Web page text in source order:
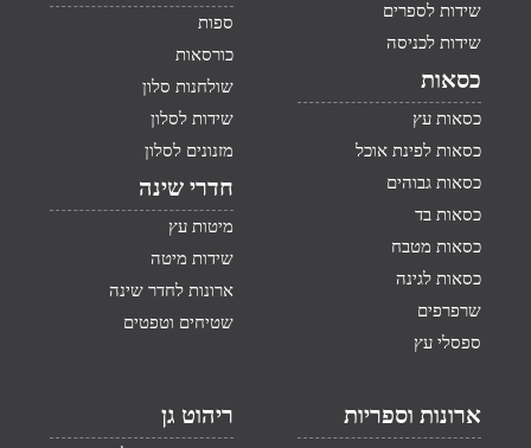
שידות לספרים
שידות לכניסה
כסאות
כסאות עץ
כסאות לפינת אוכל
כסאות גבוהים
כסאות בד
כסאות מטבח
כסאות לגינה
שרפרפים
ספסלי עץ
ספות
כורסאות
שולחנות סלון
שידות לסלון
מזנונים לסלון
חדרי שינה
מיטות עץ
שידות מיטה
ארונות לחדר שינה
שטיחים וטפטים
ארונות וספריות ריהוט גן